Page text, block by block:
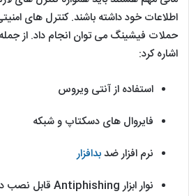
اطلاعات خود داشته باشند. کنترل های
حملات فیشینگ می توان انجام داد. از
اشاره کرد:
استفاده از آنتی ویروس
فایروال های دسکتاپ و شبکه
نرم افزار ضدبدافزار
نوار ابزار Antiphishing قابل نصب در مرورگرهای وب